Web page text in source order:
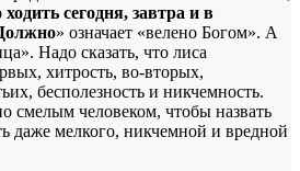
сегодня, завтра и в
» означает «велено Богом». А
Надо сказать, что лиса
хитрость, во-вторых,
бесполезность и никчемность.
смелым человеком, чтобы назвать
даже мелкого, никчемной и вредной